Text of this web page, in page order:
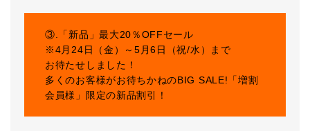
③.「新品」最大20％OFFセール
※4月24日（金）～5月6日（祝/水）まで
お待たせしました！
多くのお客様がお待ちかねのBIG SALE!「増割
会員様」限定の新品割引！